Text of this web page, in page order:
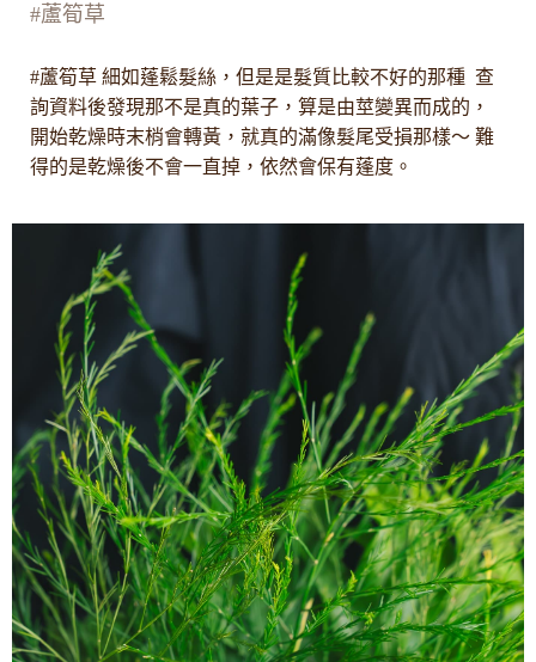
#蘆筍草
#蘆筍草 細如蓬鬆髮絲，但是是髮質比較不好的那種 查
詢資料後發現那不是真的葉子，算是由莖變異而成的，
開始乾燥時末梢會轉黃，就真的滿像髮尾受損那樣〜 難
得的是乾燥後不會一直掉，依然會保有蓬度。